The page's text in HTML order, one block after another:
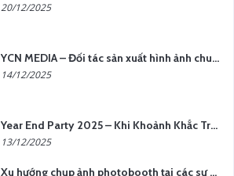
20/12/2025
YCN MEDIA – Đối tác sản xuất hình ảnh chuyên nghiệp cho doanh nghiệp tại Hà Nội
14/12/2025
Year End Party 2025 – Khi Khoảnh Khắc Trở Thành Dấu Ấn | Gói Ưu Đãi Tháng 12 Từ YCN Media
13/12/2025
Xu hướng chụp ảnh photobooth tại các sự kiện hiện nay